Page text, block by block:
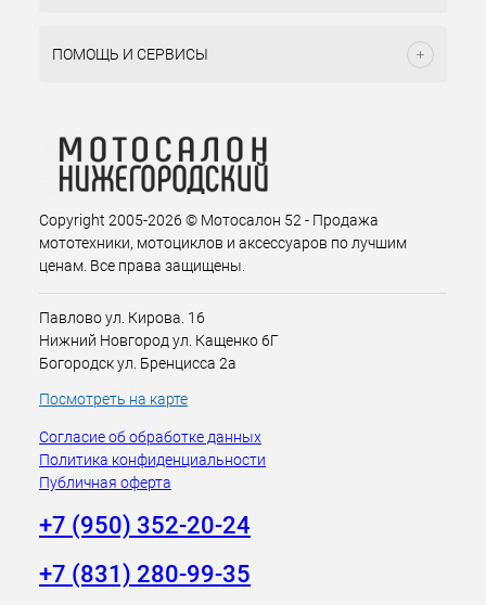
ПОМОЩЬ И СЕРВИСЫ
Copyright 2005-2026 © Мотосалон 52 - Продажа
мототехники, мотоциклов и аксессуаров по лучшим
ценам. Все права защищены.
Павлово ул. Кирова. 16
Нижний Новгород ул. Кащенко 6Г
Богородск ул. Бренцисса 2а
Посмотреть на карте
Согласие об обработке данных
Политика конфиденциальности
Публичная оферта
+7 (950) 352-20-24
+7 (831) 280-99-35